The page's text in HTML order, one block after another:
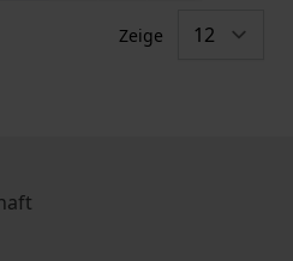
Zeige